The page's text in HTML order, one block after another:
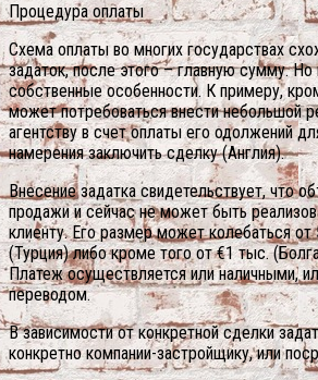
Процедура оплаты
Схема оплаты во многих государствах
задаток, после этого – главную сумму.
собственные особенности. К примеру,
может потребоваться внести небольшой
агентству в счет оплаты его одолжений
намерения заключить сделку (Англия).
Внесение задатка свидетельствует, что
продажи и сейчас не может быть
клиенту. Его размер может колебаться
(Турция) либо кроме того от €1 тыс.
Платеж осуществляется или наличными,
переводом.
В зависимости от конкретной сделки
конкретно компании-застройщику, или